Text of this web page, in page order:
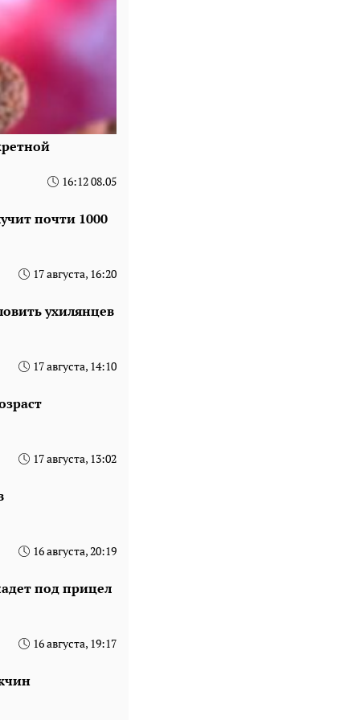
16:12 08.05
почти 1000
17 августа, 16:20
ухилянцев
17 августа, 14:10
17 августа, 13:02
16 августа, 20:19
под прицел
16 августа, 19:17